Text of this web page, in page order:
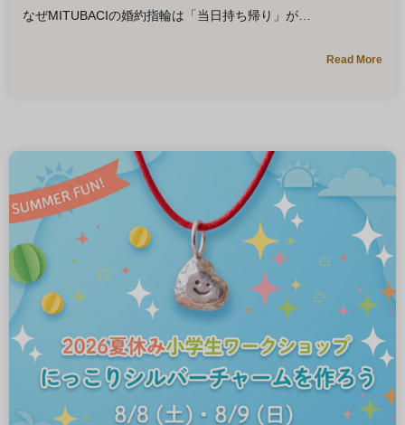
なぜMITUBACIの婚約指輪は「当日持ち帰り」が
Read More